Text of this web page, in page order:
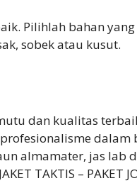
Pilihlah bahan
sobek atau kusut.
dan kualitas
dalam
almamater, jas lab
TAKTIS – PAKET